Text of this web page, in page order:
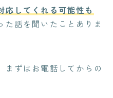
応してくれる可能性も
た話を聞いたことありま
まずはお電話してからの